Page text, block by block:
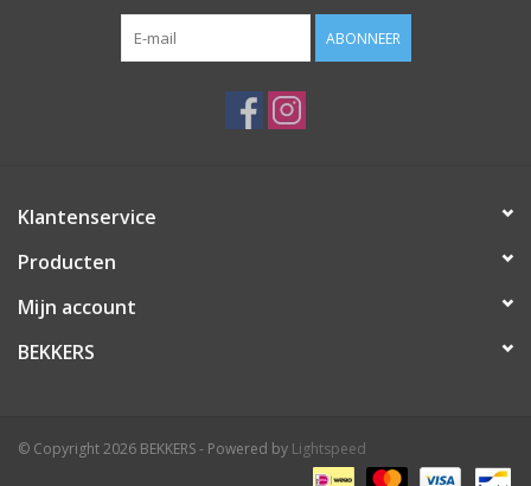
ABONNEER
Klantenservice
Producten
Mijn account
BEKKERS
© Copyright 2026 BEKKERS - Powered by Lightspeed